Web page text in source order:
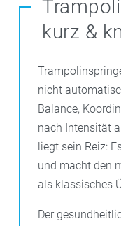
kurz &
nicht
Balance,
nach Intensität
liegt sein Reiz:
und macht den
als klassisches
Der